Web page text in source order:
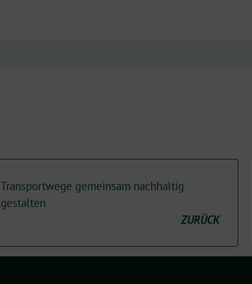
Transportwege gemeinsam nachhaltig
gestalten
ZURÜCK